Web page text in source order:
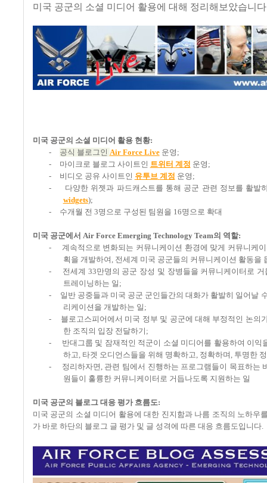
미국 공군의 소셜 미디어 활용에 대해 정리해보았습니
미국 공군의 소셜 미디어 활용 현황:
-
공식 블로그인 Air Force Live 운영;
-
마이크로 블로그 사이트인 트위터 계정 운영;
-
비디오 공유 사이트인 유투브 계정 운영;
-
다양한 위젯과 파드캐스트를 통해 공군 관련 정보를 활발
widgets);
-
수개월 전 3명으로 구성된 팀원을 16명으로 확대
미국 공군에서 Air Force Emerging Technology Team의 역할:
-
계속적으로 변화되는 커뮤니케이션 환경에 맞게 커뮤니케
획을 개발하여 , 전세계 미국 공군들의 커뮤니케이션 활동을
-
전세계 33만명의 공군 장성 및 장병들을 커뮤니케이터로
트레이닝하는 일;
-
일반 공중들과 미국 공군 군인들간의 대화가 활발히 일어날
리케이션을 개발하는 일;
-
블로고스피어에서 미국 정부 및 공군에 대해 부정적인 논의
한 조직의 입장 전달하기;
-
반대그룹 및 잠재적인 적군이 소셜 미디어를 활용하여 이익
하고, 타겟 오디언스들을 위해 명확하고, 정확하며 , 투명한
-
정리하자면 , 관련 팀에서 진행하는 프로그램들이 목표하는
원들이 훌륭한 커뮤니케이터로 거듭나도록 지원하는 일
미국 공군의 블로그 대응 평가 흐름도:
미국 공군의 소셜 미디어 활용에 대한 진지함과 나름 조직의 노하우
가 바로 하단의 블로그 글 평가 및 글 성격에 따른 대응 흐름도입니다.